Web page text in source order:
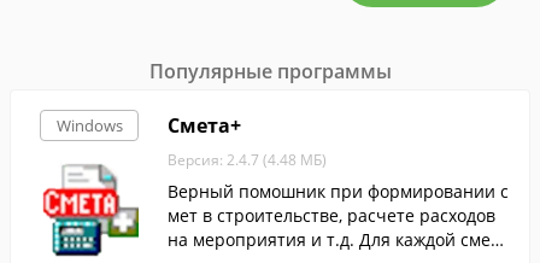
Популярные программы
Windows Смета+
Версия: 2.4.7 (4.48 МБ)
Верный помошник при формировании с
мет в строительстве, расчете расходов
на мероприятия и т.д. Для каждой смет